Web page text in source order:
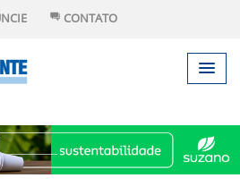
CONTATO